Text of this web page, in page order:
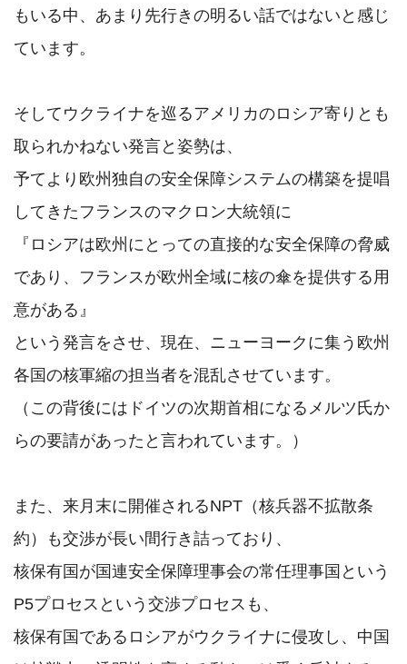
もいる中、あまり先行きの明るい話ではないと感じ
ています。
そしてウクライナを巡るアメリカのロシア寄りとも
取られかねない発言と姿勢は、
予てより欧州独自の安全保障システムの構築を提唱
してきたフランスのマクロン大統領に
『ロシアは欧州にとっての直接的な安全保障の脅威
であり、フランスが欧州全域に核の傘を提供する用
意がある』
という発言をさせ、現在、ニューヨークに集う欧州
各国の核軍縮の担当者を混乱させています。
（この背後にはドイツの次期首相になるメルツ氏か
らの要請があったと言われています。）
また、来月末に開催されるNPT（核兵器不拡散条
約）も交渉が長い間行き詰っており、
核保有国が国連安全保障理事会の常任理事国という
P5プロセスという交渉プロセスも、
核保有国であるロシアがウクライナに侵攻し、中国